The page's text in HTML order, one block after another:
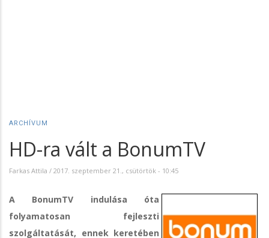
ARCHÍVUM
HD-ra vált a BonumTV
Farkas Attila / 2017. szeptember 21., csütörtök - 10:45
A BonumTV indulása óta
folyamatosan fejleszti
szolgáltatását, ennek keretében